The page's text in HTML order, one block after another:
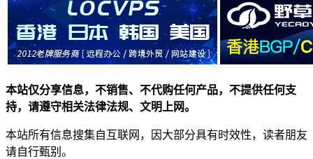
本站仅分享信息，不销售、不代购任何产品，不提供任何支
持，请遵守相关法律法规、文明上网。
本站所有信息搜集自互联网，因大部分具有时效性，读者朋友
请自行甄别。